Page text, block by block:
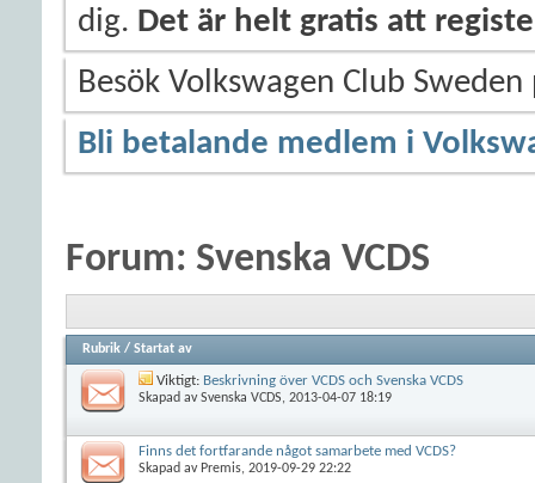
dig. Det är helt gratis att
Besök Volkswagen Club
Bli betalande medlem i
Forum: Svenska VCDS
Rubrik / Startat av
Viktigt: Beskrivning över VCDS och Svenska VCDS
Skapad avSvenska VCDS, 2013-04-07 18:19
Finns det fortfarande något samarbete med VCDS?
Skapad av Premis, 2019-09-29 22:22